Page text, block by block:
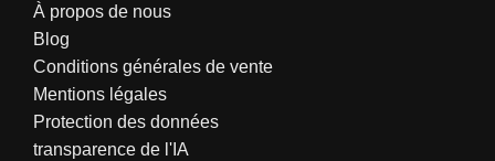
À propos de nous
Blog
Conditions générales de vente
Mentions légales
Protection des données
transparence de l'IA